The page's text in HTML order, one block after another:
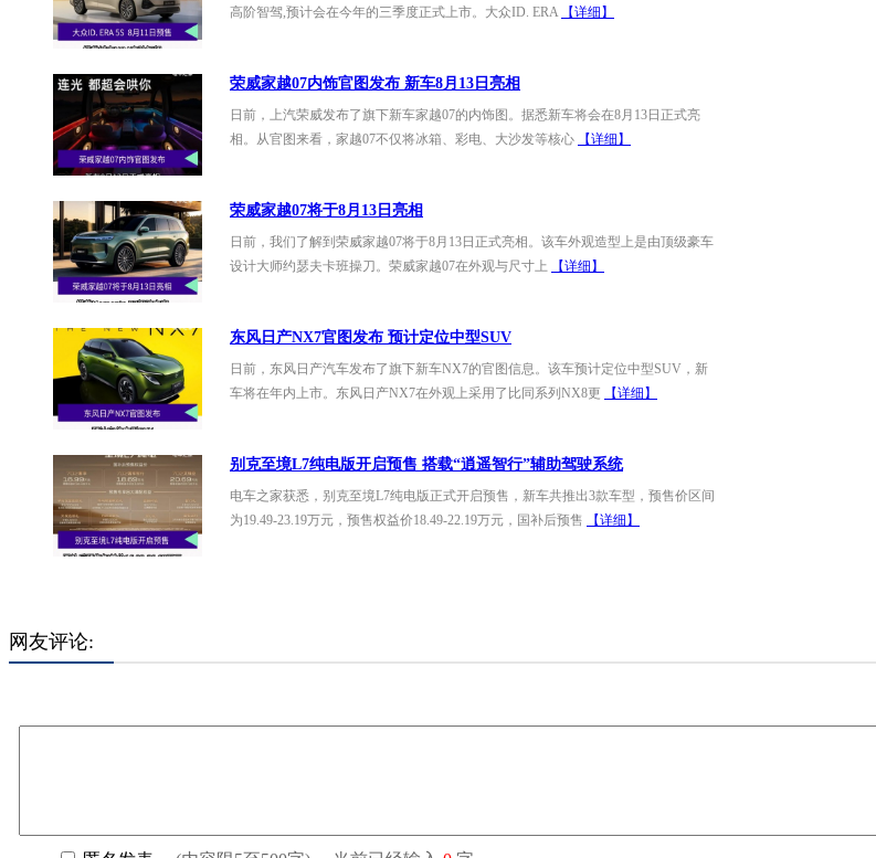
高阶智驾,预计会在今年的三季度正式上市。大众ID. ERA
【详细】
荣威家越07内饰官图发布 新车8月13日亮相
日前，上汽荣威发布了旗下新车家越07的内饰图。据悉新车将会在8月13日正式亮
相。从官图来看，家越07不仅将冰箱、彩电、大沙发等核心
【详细】
荣威家越07将于8月13日亮相
日前，我们了解到荣威家越07将于8月13日正式亮相。该车外观造型上是由顶级豪车
设计大师约瑟夫卡班操刀。荣威家越07在外观与尺寸上
【详细】
东风日产NX7官图发布 预计定位中型SUV
日前，东风日产汽车发布了旗下新车NX7的官图信息。该车预计定位中型SUV，新
车将在年内上市。东风日产NX7在外观上采用了比同系列NX8更
【详细】
别克至境L7纯电版开启预售 搭载“逍遥智行”辅助驾驶系统
电车之家获悉，别克至境L7纯电版正式开启预售，新车共推出3款车型，预售价区间
为19.49-23.19万元，预售权益价18.49-22.19万元，国补后预售
【详细】
网友评论: